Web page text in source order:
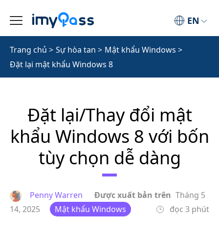
EN
Trang chủ > Sự hòa tan > Mật khẩu Windows >
Đặt lại mật khẩu Windows 8
Đặt lại/Thay đổi mật
khẩu Windows 8 với bốn
tùy chọn dễ dàng
Penny Warren Được xuất bản trên Tháng 5
14, 2025
Mật khẩu Windows đọc 3 phút